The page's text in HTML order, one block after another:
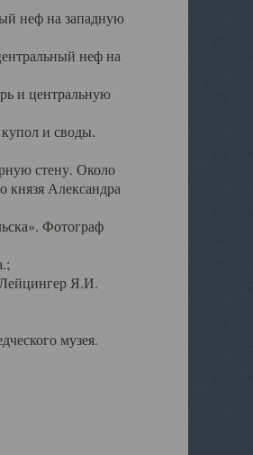
неф на западную
неф на
и центральную
и своды.
стену. Около
князя Александра
Фотограф
Я.И.
музея.